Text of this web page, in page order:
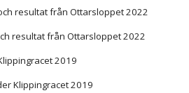
resultat från Ottarsloppet 2022
resultat från Ottarsloppet 2022
2019
Klippingracet 2019